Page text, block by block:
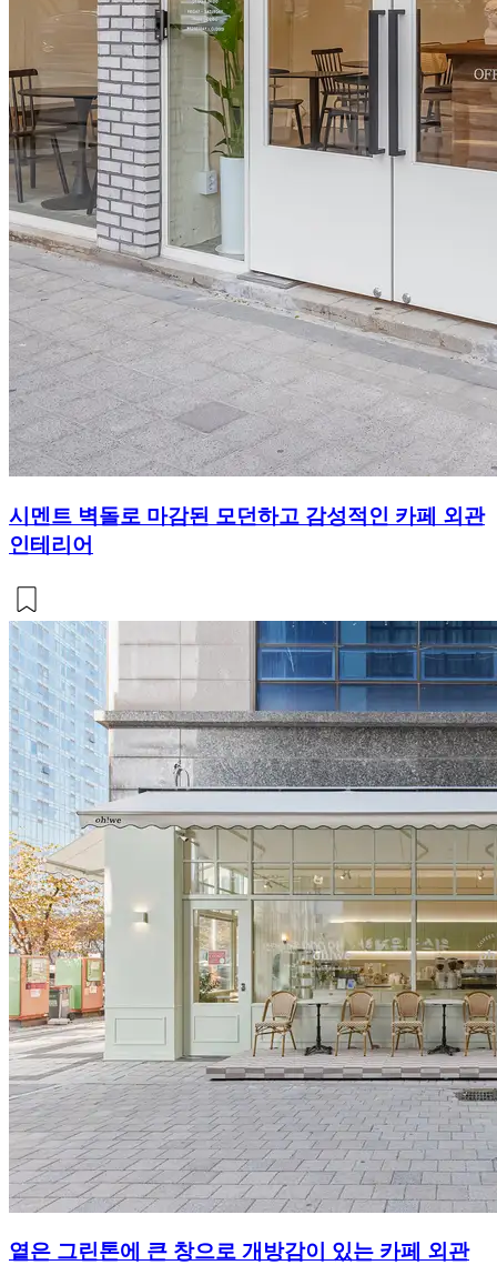
시멘트 벽돌로 마감된 모던하고 감성적인 카페 외관
인테리어
옅은 그린톤에 큰 창으로 개방감이 있는 카페 외관